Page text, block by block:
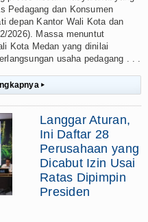
Pedagang dan Konsumen
depan Kantor Wali Kota dan
2026). Massa menuntut
Kota Medan yang dinilai
usaha pedagang . . .
▸
Langgar Aturan,
Ini Daftar 28
Perusahaan yang
Dicabut Izin Usai
Ratas Dipimpin
Presiden